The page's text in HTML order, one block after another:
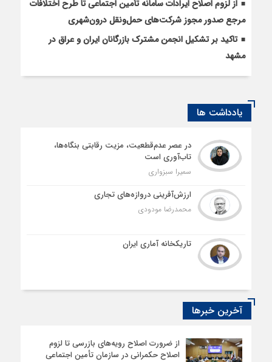
از لزوم اصلاح ایرادات سامانه تأمین اجتماعی تا طرح اختلافات
مرجع صدور مجوز شرکت‌های حمل‌ونقل درون‌شهری
تاکید بر تشکیل انجمن مشترک بازرگانان ایران و عراق در
مشهد
یادداشت ها
در عصر عدم‌قطعیت، مزیت رقابتی بنگاه‌ها،
تاب‌آوری است
سمیرا سبزواری
ارزش‌آفرینی دروازه‌های تجاری
محمدرضا مودودی
تاریکخانه آماری ایران
آخرین خبرها
از ضرورت اصلاح رویه‌های بازرسی تا لزوم
اصلاح حکمرانی در سازمان تأمین اجتماعی